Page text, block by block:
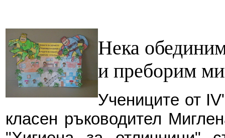
Нека
и преборим
Учениците от
класен ръководител